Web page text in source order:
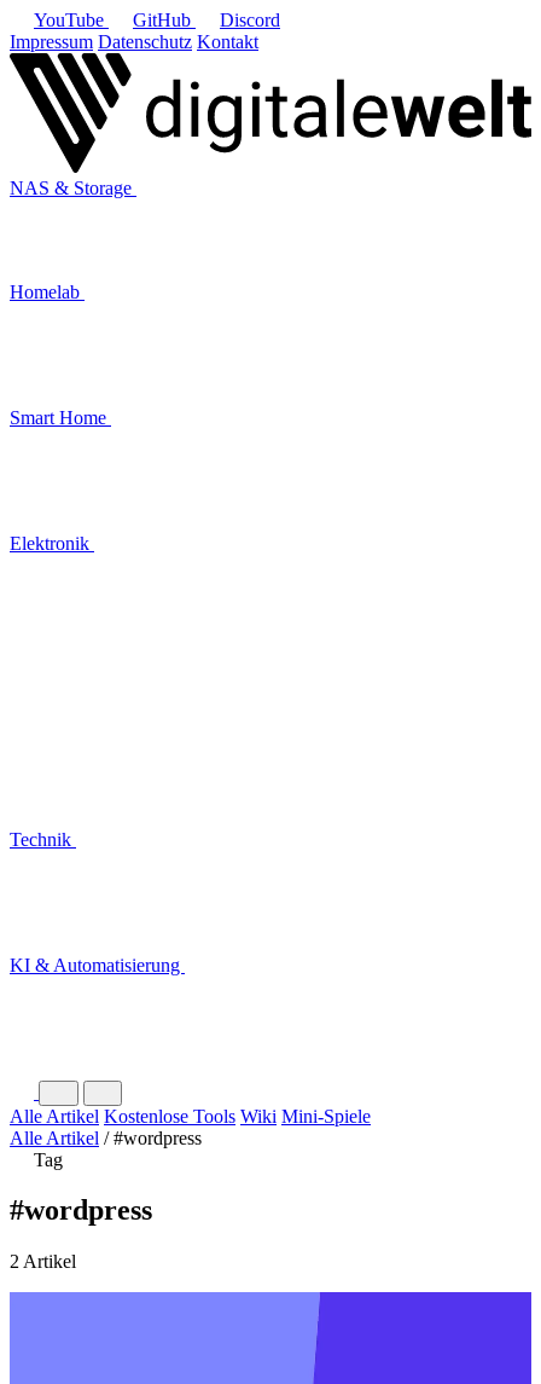
YouTube GitHub
Discord
Impressum Datenschutz Kontakt
NAS & Storage
Homelab
Smart Home
Elektronik
Technik
KI & Automatisierung
Alle Artikel Kostenlose Tools Wiki Mini-Spiele
Alle Artikel / #wordpress
Tag
#wordpress
2 Artikel